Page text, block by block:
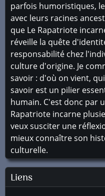
parfois humoristiques,
avec leurs racines
que Le Rapatriote
réveille la quête
responsabilité chez
culture d'origine. Je
savoir : d'où on vient,
savoir est un pilier
humain. C'est donc par
Rapatriote incarne
veux susciter une
mieux connaître son
culturelle.
Liens